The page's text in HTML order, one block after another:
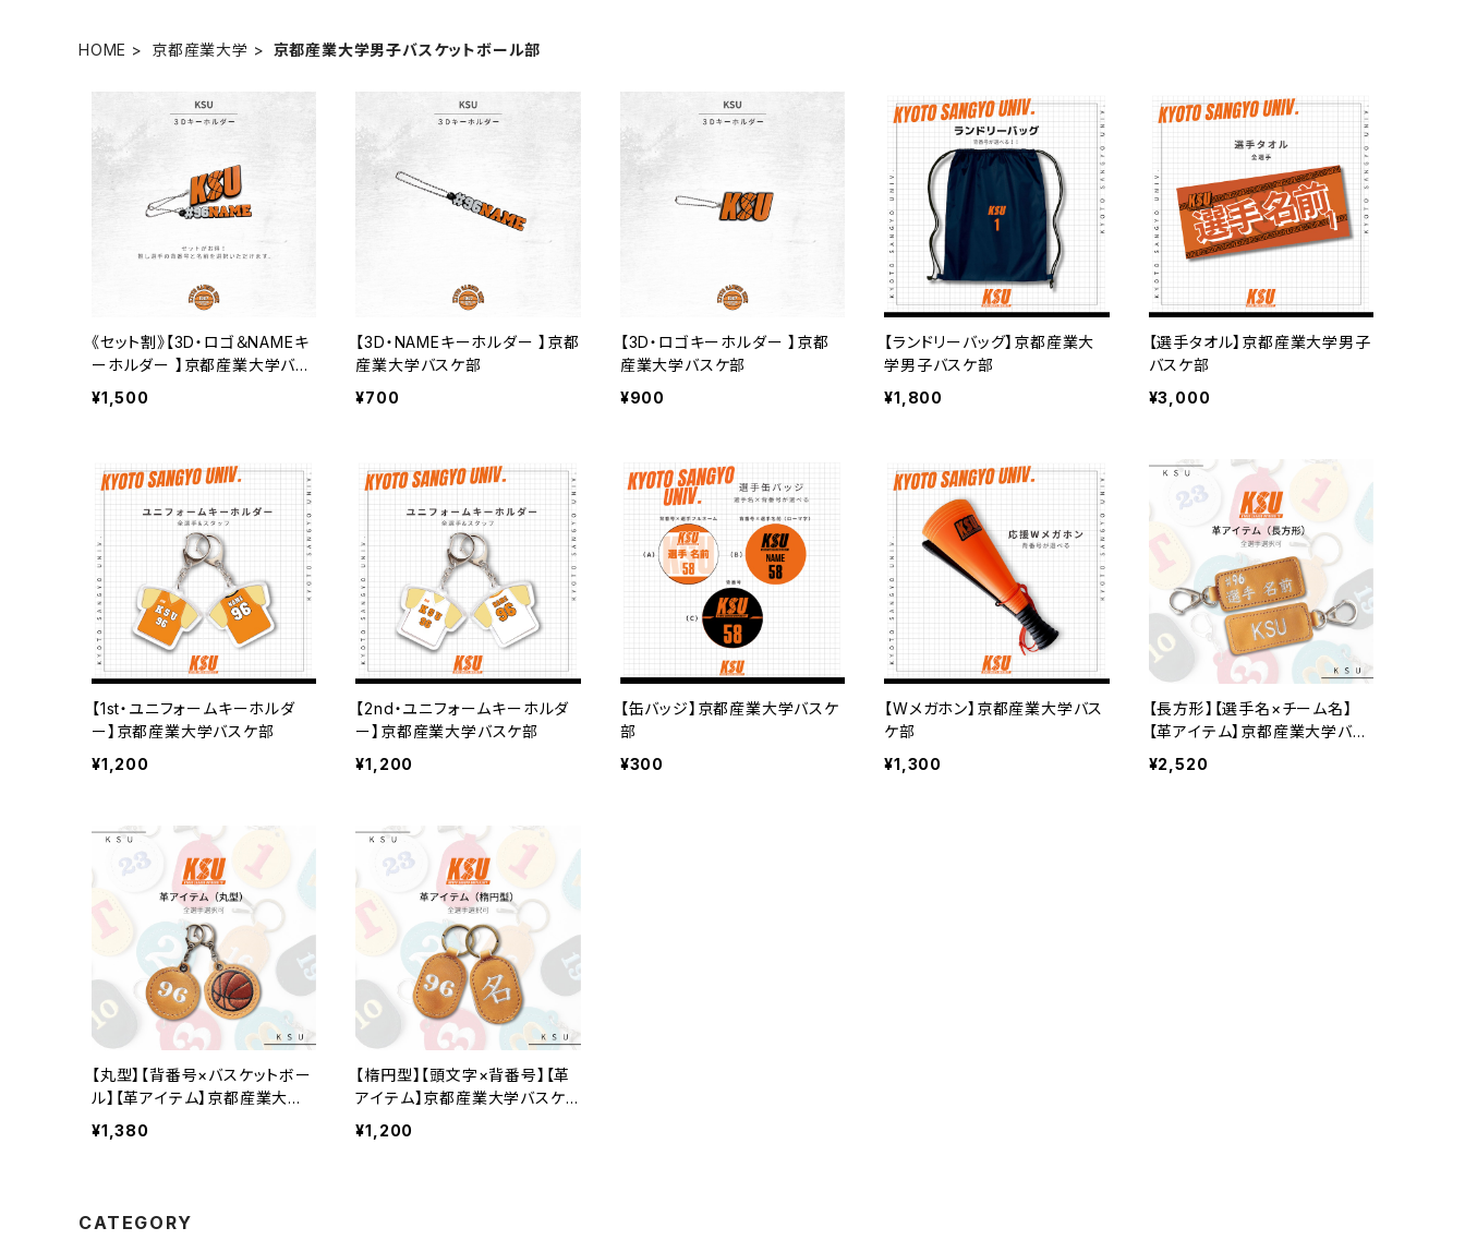
HOME 京都産業大学 京都産業大学男子バスケットボール部
《セット割》【3D・ロゴ＆NAMEキ
ーホルダー 】京都産業大学バス
ケ部
¥1,500
【3D・NAMEキーホルダー 】京都
産業大学バスケ部
¥700
【3D・ロゴキーホルダー 】京都
産業大学バスケ部
¥900
【ランドリーバッグ】京都産業大
学男子バスケ部
¥1,800
【選手タオル】京都産業大学男子
バスケ部
¥3,000
【1st・ユニフォームキーホルダ
ー】京都産業大学バスケ部
¥1,200
【2nd・ユニフォームキーホルダ
ー】京都産業大学バスケ部
¥1,200
【缶バッジ】京都産業大学バスケ
部
¥300
【Wメガホン】京都産業大学バス
ケ部
¥1,300
【長方形】【選手名×チーム名】
【革アイテム】京都産業大学バス
ケ部
¥2,520
【丸型】【背番号×バスケットボー
ル】【革アイテム】京都産業大学
バスケ部
¥1,380
【楕円型】【頭文字×背番号】【革
アイテム】京都産業大学バスケ
部
¥1,200
CATEGORY